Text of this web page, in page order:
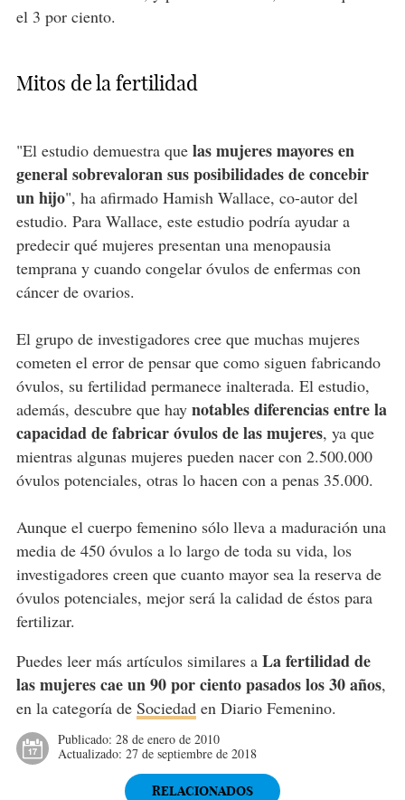
el 3 por ciento.
Mitos de la fertilidad
"El estudio demuestra que las mujeres mayores en
general sobrevaloran sus posibilidades de concebir
un hijo", ha afirmado Hamish Wallace, co-autor del
estudio. Para Wallace, este estudio podría ayudar a
predecir qué mujeres presentan una menopausia
temprana y cuando congelar óvulos de enfermas con
cáncer de ovarios.
El grupo de investigadores cree que muchas mujeres
cometen el error de pensar que como siguen fabricando
óvulos, su fertilidad permanece inalterada. El estudio,
además, descubre que hay notables diferencias entre la
capacidad de fabricar óvulos de las mujeres, ya que
mientras algunas mujeres pueden nacer con 2.500.000
óvulos potenciales, otras lo hacen con a penas 35.000.
Aunque el cuerpo femenino sólo lleva a maduración una
media de 450 óvulos a lo largo de toda su vida, los
investigadores creen que cuanto mayor sea la reserva de
óvulos potenciales, mejor será la calidad de éstos para
fertilizar.
Puedes leer más artículos similares a La fertilidad de
las mujeres cae un 90 por ciento pasados los 30 años,
en la categoría de Sociedaden Diario Femenino.
Publicado: 28 de enero de 2010
Actualizado: 27 de septiembre de 2018
RELACIONADOS